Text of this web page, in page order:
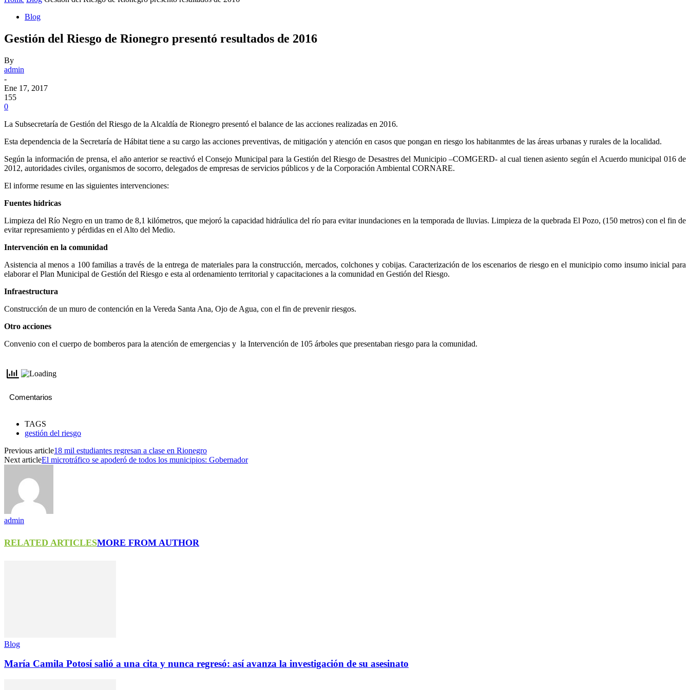
Blog
Gestión del Riesgo de Rionegro presentó resultados de 2016
By
admin
-
Ene 17, 2017
155
0
La Subsecretaría de Gestión del Riesgo de la Alcaldía de Rionegro presentó el balance de las acciones realizadas en 2016.
Esta dependencia de la Secretaría de Hábitat tiene a su cargo las acciones preventivas, de mitigación y atención en casos que pongan en riesgo los habitanmtes de las áreas urbanas y rurales de la localidad.
Según la información de prensa, el año anterior se reactivó el Consejo Municipal para la Gestión del Riesgo de Desastres del Municipio –COMGERD- al cual tienen asiento según el Acuerdo municipal 016 de
2012, autoridades civiles, organismos de socorro, delegados de empresas de servicios públicos y de la Corporación Ambiental CORNARE.
El informe resume en las siguientes intervenciones:
Fuentes hídricas
Limpieza del Río Negro en un tramo de 8,1 kilómetros, que mejoró la capacidad hidráulica del río para evitar inundaciones en la temporada de lluvias. Limpieza de la quebrada El Pozo, (150 metros) con el fin de
evitar represamiento y pérdidas en el Alto del Medio.
Intervención en la comunidad
Asistencia al menos a 100 familias a través de la entrega de materiales para la construcción, mercados, colchones y cobijas. Caracterización de los escenarios de riesgo en el municipio como insumo inicial para
elaborar el Plan Municipal de Gestión del Riesgo e esta al ordenamiento territorial y capacitaciones a la comunidad en Gestión del Riesgo.
Infraestructura
Construcción de un muro de contención en la Vereda Santa Ana, Ojo de Agua, con el fin de prevenir riesgos.
Otro acciones
Convenio con el cuerpo de bomberos para la atención de emergencias y la Intervención de 105 árboles que presentaban riesgo para la comunidad.
Comentarios
TAGS
gestión del riesgo
Previous article18 mil estudiantes regresan a clase en Rionegro
Next articleEl microtráfico se apoderó de todos los municipios: Gobernador
admin
RELATED ARTICLESMORE FROM AUTHOR
Blog
María Camila Potosí salió a una cita y nunca regresó: así avanza la investigación de su asesinato